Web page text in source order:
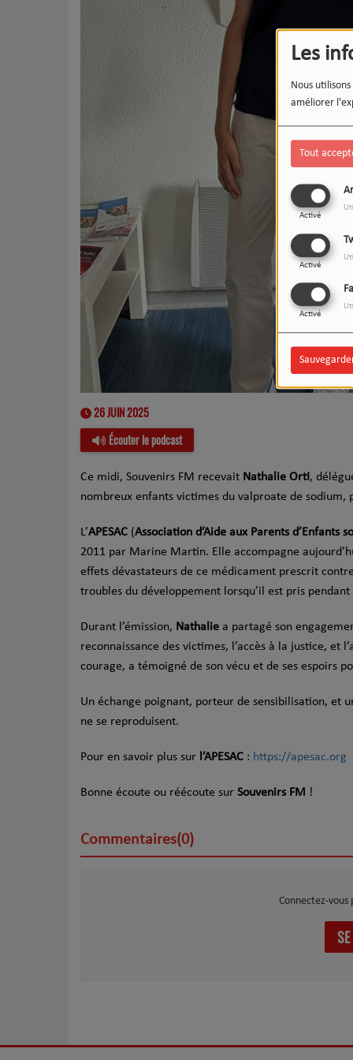
Les
Nous
améliorer
Tout
Activé
Activé
Activé
26 JUIN 2025
Écouter le podcast
Ce midi, Souvenirs FM recevait Nathalie Orti,
nombreux enfants victimes du valproate de sodium,
L’APESAC (Association d’Aide aux Parents d’Enfants
2011 par Marine Martin. Elle accompagne
effets dévastateurs de ce médicament prescrit
troubles du développement lorsqu’il est pris pendant
Durant l’émission, Nathalie a partagé son
reconnaissance des victimes, l’accès à la justice, et
courage, a témoigné de son vécu et de ses espoirs
Un échange poignant, porteur de sensibilisation, et
ne se reproduisent.
Pour en savoir plus sur l’APESAC : https://apesac.org
Bonne écoute ou réécoute sur Souvenirs FM !
Commentaires(0)
Connectez-